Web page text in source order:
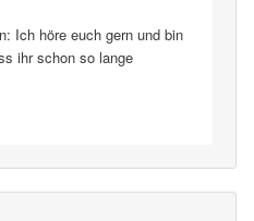
Ich höre euch gern und bin
ihr schon so lange